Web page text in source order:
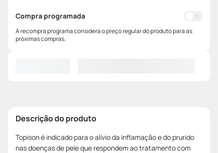
Compra programada
A recompra programa considera o preço regular do produto para as
próximas compras.
Descrição do produto
Topison é indicado para o alívio da inflamação e do prurido
nas doenças de pele que respondem ao tratamento com